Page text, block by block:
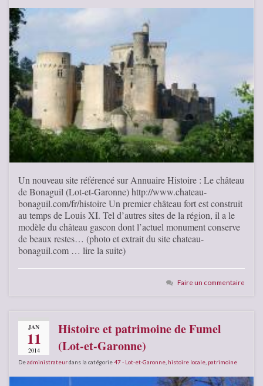
Un nouveau site référencé sur Annuaire Histoire : Le château
de Bonaguil (Lot-et-Garonne) http://www.chateau-
bonaguil.com/fr/histoire Un premier château fort est construit
au temps de Louis XI. Tel d’autres sites de la région, il a le
modèle du château gascon dont l’actuel monument conserve
de beaux restes… (photo et extrait du site chateau-
bonaguil.com … lire la suite)
Faire un commentaire
JAN
11
2014
Histoire et patrimoine de Fumel
(Lot-et-Garonne)
Deadministrateurdans la catégorie47 - Lot-et-Garonne histoire locale patrimoine